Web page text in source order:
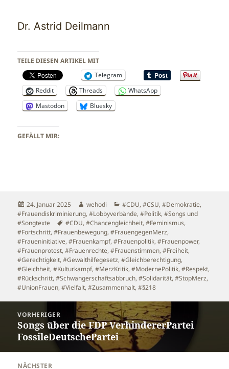
Dr. Astrid Deilmann
TEILE DIESEN ARTIKEL MIT
Telegram
Reddit
Threads
WhatsApp
Mastodon
Bluesky
GEFÄLLT MIR:
Veröffentlicht
am
24. Januar 2025 Autor
wehodi Kategorien
#CDU,#CSU,#Demokratie,
#Frauendiskriminierung,#Lobbyverbände,#Politik,#Songs und
#Songtexte
Schlagwörter
#CDU,#Chancengleichheit,#Feminismus,
#Fortschritt,#Frauenbewegung,#FrauengegenMerz,
#Fraueninitiative,#Frauenkampf,#Frauenpolitik,#Frauenpower,
#Frauenprotest,#Frauenrechte,#Frauenstimmen,#Freiheit,
#Gerechtigkeit,#Gewalthilfegesetz,#Gleichberechtigung,
#Gleichheit,#Kulturkampf,#MerzKritik,#ModernePolitik,#Respekt,
#Rückschritt,#Schwangerschaftsabbruch,#Solidarität,#StopMerz,
#UnionFrauen,#Vielfalt,#Zusammenhalt,#§218
Beitragsnavigation
VORHERIGER
Vorheriger
Beitrag:
Songs über die FDP VerhindererPartei
FossileDeutschePartei
NÄCHSTER